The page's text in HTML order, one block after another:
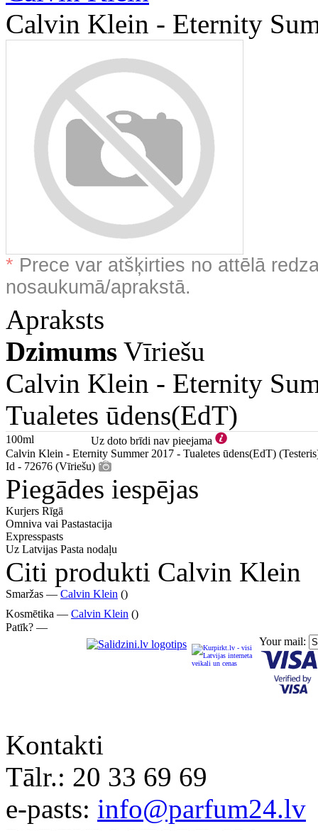
Calvin Klein - Eternity
* Prece var atšķirties no attēlā
nosaukumā/aprakstā.
Apraksts
Dzimums Vīriešu
Calvin Klein - Eternity
Tualetes ūdens(EdT)
100ml
Uz doto brīdi nav pieejama
Calvin Klein - Eternity Summer 2017 - Tualetes ūdens(EdT)
Id - 72676 (Vīriešu)
Piegādes iespējas
Kurjers Rīgā
Omniva vai Pastastacija
Expresspasts
Uz Latvijas Pasta nodaļu
Citi produkti Calvin Klein
Smaržas — Calvin Klein ()
Kosmētika — Calvin Klein ()
Patīk? —
Your mail:
Kontakti
Tālr.: 20 33 69 69
e-pasts: info@parfum24.lv